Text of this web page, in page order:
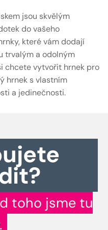
jsou skvělým
do vašeho
které vám dodají
trvalým a odolným
chcete vytvořit hrnek pro
hrnek s vlastním
a jedinečnosti.
toho jsme tu